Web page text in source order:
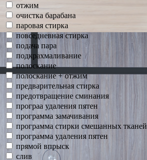
отжим
очистка барабана
паровая стирка
повседневная стирка
подача пара
подкрахмаливание
полоскание
полоскание + отжим
предварительная стирка
предотвращение сминания
програа удаления пятен
программа замачивания
программа стирки смешанных тканей
программа удаления пятен
прямой впрыск
слив